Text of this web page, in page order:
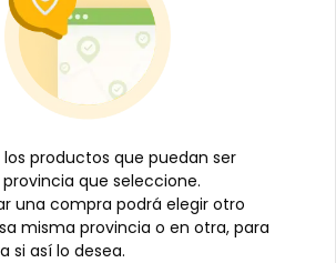
ropa aroma colonia, 4 L,
1833
productos que puedan ser
que seleccione.
una compra podrá elegir otro
misma provincia o en otra, para
si así lo desea.
productos que puedan ser
que seleccione.
una compra podrá elegir otro
misma provincia o en otra, para
si así lo desea.